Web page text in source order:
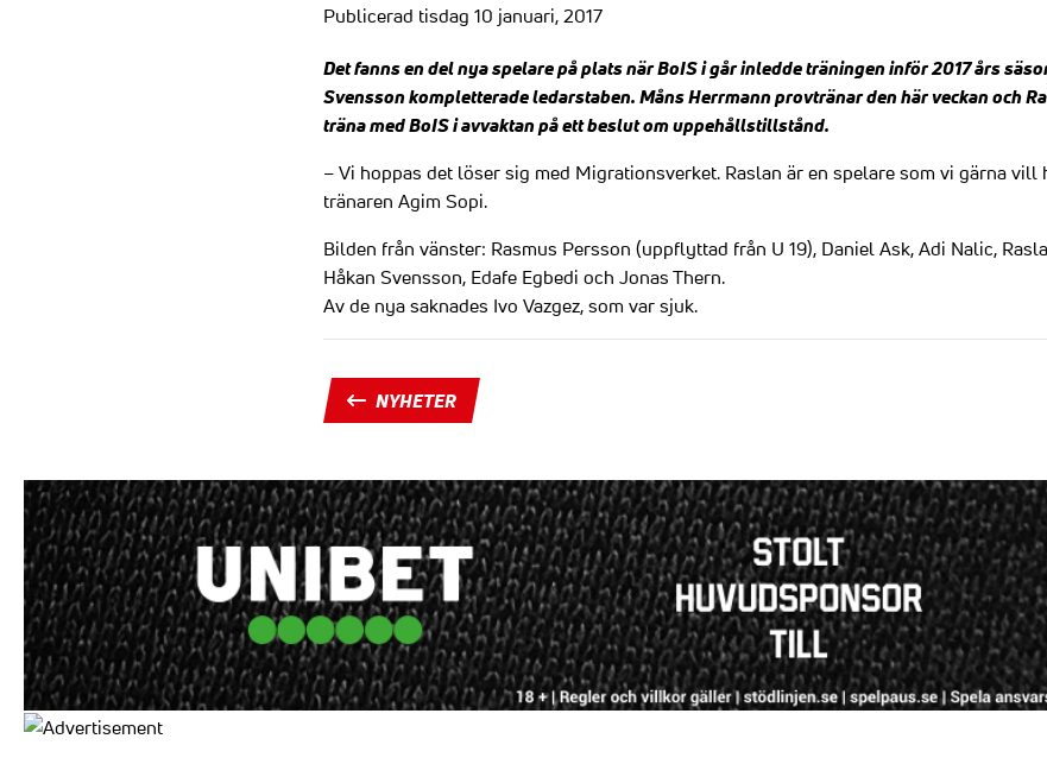
Publicerad tisdag 10 januari, 2017
Det fanns en del nya spelare på plats när BoIS i går inledde träningen inför 2017 års
Svensson kompletterade ledarstaben. Måns Herrmann provtränar den här veckan och
träna med BoIS i avvaktan på ett beslut om uppehållstillstånd.
– Vi hoppas det löser sig med Migrationsverket. Raslan är en spelare som vi gärna vill
tränaren Agim Sopi.
Bilden från vänster: Rasmus Persson (uppflyttad från U 19), Daniel Ask, Adi Nalic,
Håkan Svensson, Edafe Egbedi och Jonas Thern.
Av de nya saknades Ivo Vazgez, som var sjuk.
NYHETER